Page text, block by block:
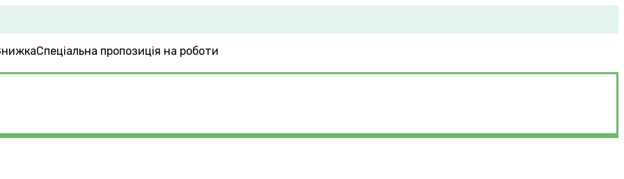
Спеціальна пропозиція на роботи